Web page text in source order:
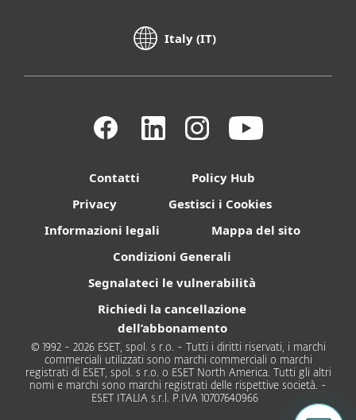
Italy (IT)
Contatti
Policy Hub
Privacy
Gestisci i Cookies
Informazioni legali
Mappa del sito
Condizioni Generali
Segnalateci le vulnerabilità
Richiedi la cancellazione
dell’abbonamento
© 1992 - 2026 ESET, spol. s r.o. - Tutti i diritti riservati, i marchi
commerciali utilizzati sono marchi commerciali o marchi
registrati di ESET, spol. s r.o. o ESET North America. Tutti gli altri
nomi e marchi sono marchi registrati delle rispettive società. -
ESET ITALIA s.r.l. P.IVA 10707640966